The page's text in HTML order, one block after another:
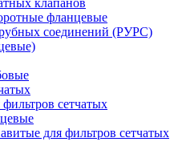
клапанов
фланцевые
соединений (РУРС)
сетчатых
для фильтров сетчатых